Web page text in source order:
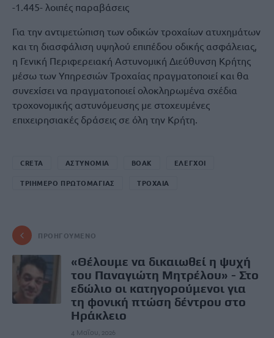
-1.445- λοιπές παραβάσεις
Για την αντιμετώπιση των οδικών τροχαίων ατυχημάτων
και τη διασφάλιση υψηλού επιπέδου οδικής ασφάλειας,
η Γενική Περιφερειακή Αστυνομική Διεύθυνση Κρήτης
μέσω των Υπηρεσιών Τροχαίας πραγματοποιεί και θα
συνεχίσει να πραγματοποιεί ολοκληρωμένα σχέδια
τροχονομικής αστυνόμευσης με στοχευμένες
επιχειρησιακές δράσεις σε όλη την Κρήτη.
CRETA ΑΣΤΥΝΟΜΙΑ ΒΟΑΚ ΕΛΕΓΧΟΙ
ΤΡΙΗΜΕΡΟ ΠΡΩΤΟΜΑΓΙΑΣ ΤΡΟΧΑΙΑ
ΠΡΟΗΓΟΎΜΕΝΟ
«Θέλουμε να δικαιωθεί η ψυχή
του Παναγιώτη Μητρέλου» - Στο
εδώλιο οι κατηγορούμενοι για
τη φονική πτώση δέντρου στο
Ηράκλειο
4 Μαΐου, 2026